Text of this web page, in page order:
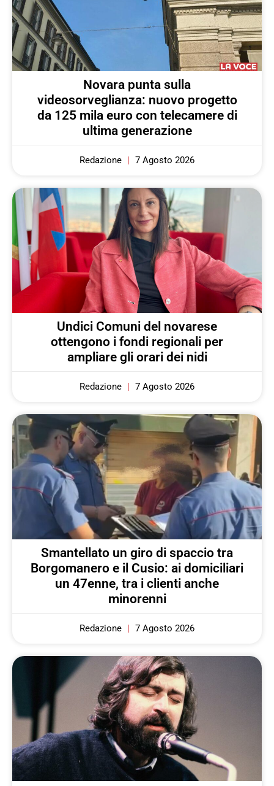
Novara punta sulla
videosorveglianza: nuovo progetto
da 125 mila euro con telecamere di
ultima generazione
Redazione 7 Agosto 2026
Undici Comuni del novarese
ottengono i fondi regionali per
ampliare gli orari dei nidi
Redazione 7 Agosto 2026
Smantellato un giro di spaccio tra
Borgomanero e il Cusio: ai domiciliari
un 47enne, tra i clienti anche
minorenni
Redazione 7 Agosto 2026